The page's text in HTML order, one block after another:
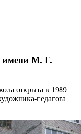
имени М. Г.
открыта в 1989
педагога